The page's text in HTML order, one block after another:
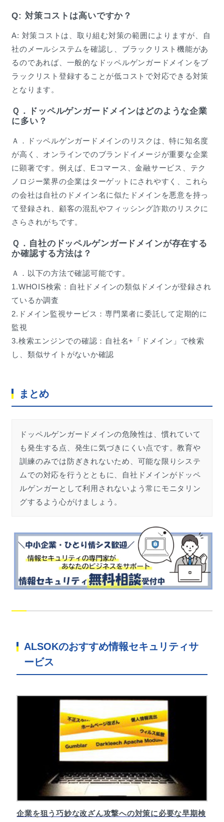
Q: 対策コストは高いですか？
A: 対策コストは、取り組む対策の範囲によりますが、自
社のメールシステムを確認し、ブラックリスト機能があ
るのであれば、一般的なドッペルゲンガードメインをブ
ラックリスト登録することが低コストで対応できる対策
となります。
Ｑ．ドッペルゲンガードメインはどのような企業
に多い？
Ａ．ドッペルゲンガードメインのリスクは、特に知名度
が高く、オンラインでのブランドイメージが重要な企業
に顕著です。例えば、Eコマース、金融サービス、テク
ノロジー業界の企業はターゲットにされやすく、これら
の会社は自社のドメイン名に似たドメインを悪意を持っ
て登録され、顧客の混乱やフィッシング詐欺のリスクに
さらされがちです。
Ｑ．自社のドッペルゲンガードメインが存在する
か確認する方法は？
Ａ．以下の方法で確認可能です。
1.WHOIS検索：自社ドメインの類似ドメインが登録され
ているか調査
2.ドメイン監視サービス：専門業者に委託して定期的に
監視
3.検索エンジンでの確認：自社名+「ドメイン」で検索
し、類似サイトがないか確認
まとめ
ドッペルゲンガードメインの危険性は、慣れていて
も発生する点、発生に気づきにくい点です。教育や
訓練のみでは防ぎきれないため、可能な限りシステ
ムでの対応を行うとともに、自社ドメインがドッペ
ルゲンガーとして利用されないよう常にモニタリン
グするよう心がけましょう。
ALSOKのおすすめ情報セキュリティサ
ービス
企業を狙う巧妙な改ざん攻撃への対策に必要な早期検